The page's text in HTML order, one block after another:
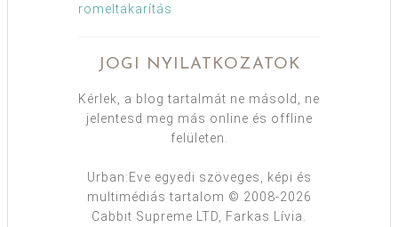
romeltakarítás
JOGI NYILATKOZATOK
Kérlek, a blog tartalmát ne másold, ne
jelentesd meg más online és offline
felületen.
Urban:Eve egyedi szöveges, képi és
multimédiás tartalom © 2008-2026
Cabbit Supreme LTD, Farkas Lívia.